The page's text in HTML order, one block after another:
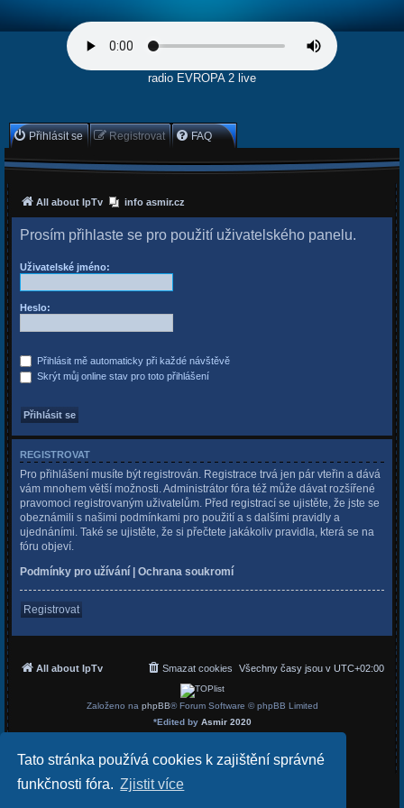
Tato stránka používá cookies k zajištění správné
funkčnosti fóra. Zjistit více
radio EVROPA 2 live
Přihlásit se Registrovat FAQ
All about IpTv info asmir.cz
Prosím přihlaste se pro použití uživatelského panelu.
Uživatelské jméno:
Heslo:
Přihlásit mě automaticky při každé návštěvě
Skrýt můj online stav pro toto přihlášení
REGISTROVAT
Pro přihlášení musíte být registrován. Registrace trvá jen pár vteřin a dává
vám mnohem větší možnosti. Administrátor fóra též může dávat rozšířené
pravomoci registrovaným uživatelům. Před registrací se ujistěte, že jste se
obeznámili s našimi podmínkami pro použití a s dalšími pravidly a
ujednáními. Také se ujistěte, že si přečtete jakákoliv pravidla, která se na
fóru objeví.
Podmínky pro užívání
Ochrana soukromí
Registrovat
All about IpTv Všechny časy jsou v UTC+02:00
Smazat cookies
Založeno na phpBB® Forum Software © phpBB Limited
*Edited by Asmir 2020
Soukromí| Podmínky